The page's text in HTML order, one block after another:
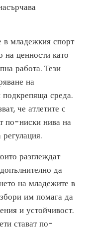
в младежкия спорт
на ценности като
работа. Тези
на
подкрепяща среда.
че атлетите с
по-ниски нива на
разглеждат
да
на младежите в
им помага да
и устойчивост.
стават по-